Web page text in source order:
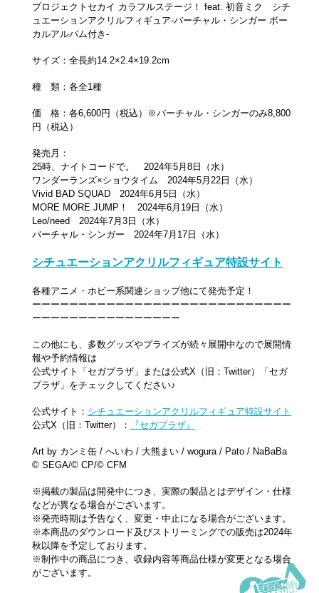
プロジェクトセカイ カラフルステージ！ feat. 初音ミク シチ
ュエーションアクリルフィギュア‐バーチャル・シンガー ボー
カルアルバム付き‐
サイズ：全長約14.2×2.4×19.2cm
種 類：各全1種
価 格：各6,600円（税込）※バーチャル・シンガーのみ8,800
円（税込）
発売月：
25時、ナイトコードで。 2024年5月8日（水）
ワンダーランズ×ショウタイム 2024年5月22日（水）
Vivid BAD SQUAD 2024年6月5日（水）
MORE MORE JUMP！ 2024年6月19日（水）
Leo/need 2024年7月3日（水）
バーチャル・シンガー 2024年7月17日（水）
シチュエーションアクリルフィギュア特設サイト
各種アニメ・ホビー系関連ショップ他にて発売予定！
ーーーーーーーーーーーーーーーーーーーーーーーーーーーー
ーーーーーーーーーーーーーーーー
この他にも、多数グッズやプライズが続々展開中なので展開情
報や予約情報は
公式サイト「セガプラザ」または公式X（旧：Twitter）「セガ
プラザ」をチェックしてください♪
公式サイト： シチュエーションアクリルフィギュア特設サイト
公式X（旧：Twitter）：
『セガプラザ』
Art by カンミ缶 / へいわ / 大熊まい / wogura / Pato / NaBaBa
© SEGA/© CP/© CFM
※掲載の製品は開発中につき、実際の製品とはデザイン・仕様
などが異なる場合がございます。
※発売時期は予告なく、変更・中止になる場合がございます。
※本商品のダウンロード及びストリーミングでの販売は2024年
秋以降を予定しております。
※制作中の商品につき、収録内容等商品仕様が変更となる場合
がございます。